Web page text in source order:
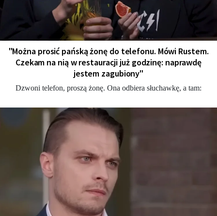
"Można prosić pańską żonę do telefonu. Mówi Rustem.
Czekam na nią w restauracji już godzinę: naprawdę
jestem zagubiony"
Dzwoni telefon, proszą żonę. Ona odbiera słuchawkę, a tam: